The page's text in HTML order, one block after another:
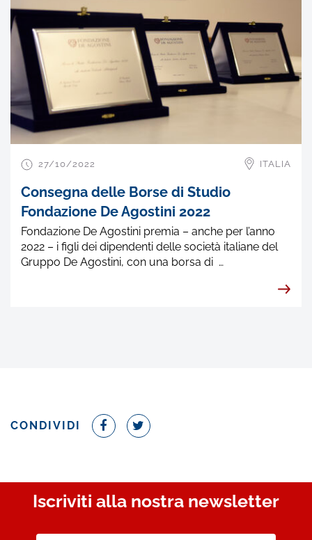
27/10/2022 ITALIA
Consegna delle Borse di Studio
Fondazione De Agostini 2022
Fondazione De Agostini premia – anche per l’anno
2022 – i figli dei dipendenti delle società italiane del
Gruppo De Agostini, con una borsa di …
CONDIVIDI
Iscriviti alla nostra newsletter